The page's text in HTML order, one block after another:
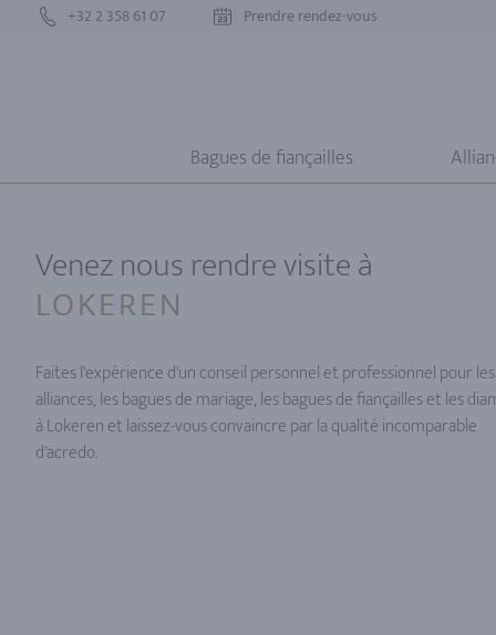
+32 2 358 61 07 Prendre rendez-vous
Bagues de fiançailles
Venez nous rendre visite à
LOKEREN
Faites l'expérience d'un conseil personnel et professionnel pour les
alliances, les bagues de mariage, les bagues de fiançailles et les
à Lokeren et laissez-vous convaincre par la qualité incomparable
d'acredo.